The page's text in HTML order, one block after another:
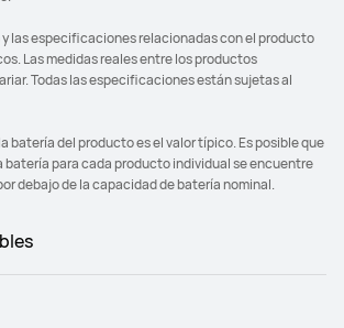
y las especificaciones relacionadas con el producto
Las medidas reales entre los productos
Todas las especificaciones están sujetas al
batería del producto es el valor típico. Es posible que
batería para cada producto individual se encuentre
debajo de la capacidad de batería nominal.